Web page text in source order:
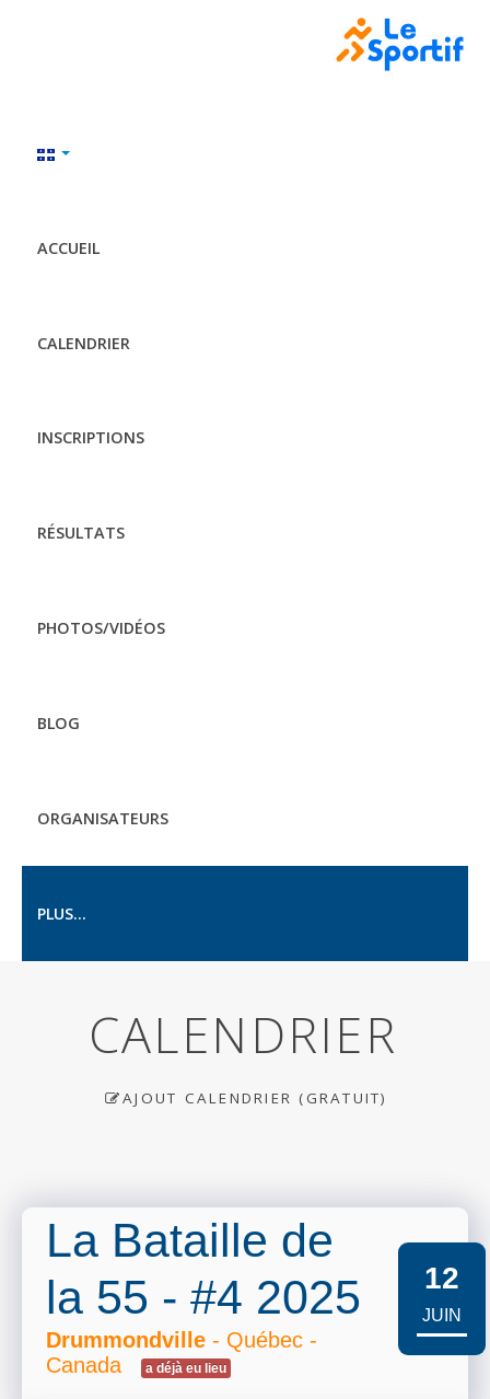
ACCUEIL
CALENDRIER
INSCRIPTIONS
RÉSULTATS
PHOTOS/VIDÉOS
BLOG
ORGANISATEURS
PLUS...
CALENDRIER
AJOUT CALENDRIER (GRATUIT)
La Bataille de
la 55 - #4 2025
Drummondville - Québec -
Canada
a déjà eu lieu
12
JUIN